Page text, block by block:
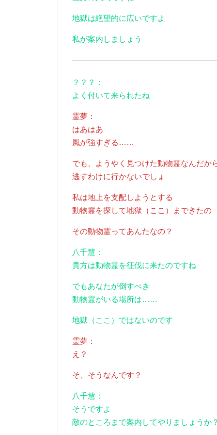
地獄は絶望的に広いですよ
私が案内しましょう
？？？：
よく付いて来られたね
霊夢：
はあはあ
風が強すぎる……
でも、ようやく見つけた動物霊なんだか
逃すわけに行かないでしょ
私は地上を支配しようとする
動物霊を探して地獄（ここ）まできたの
その動物霊ってあんたなの？
八千慧：
貴方は動物霊を征伐に来たのですね
でもあなたが倒すべき
動物霊がいる場所は……
地獄（ここ）ではないのです
霊夢：
え？
そ、そうなんです？
八千慧：
そうですよ
敵のところまで案内してやりましょうか